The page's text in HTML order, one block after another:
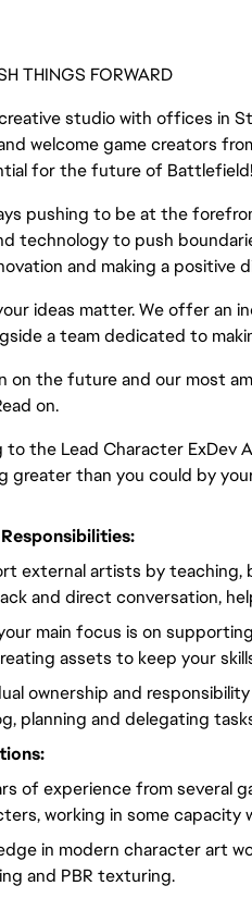
THINGS FORWARD
creative studio with offices in
welcome game creators
for the future of Battlefield!
pushing to be at the
technology to push
and making a positive
ideas matter. We offer an
a team dedicated to
on the future and our most
on.
to the Lead Character ExDev
greater than you could by
external artists by teaching,
and direct conversation,
main focus is on
assets to keep your
ownership and
planning and delegating
of experience from several
working in some capacity
in modern character art
and PBR texturing.